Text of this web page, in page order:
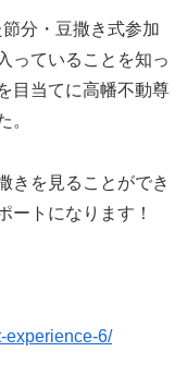
分・豆撒き式参加
っていることを知っ
目当てに高幡不動尊
。
きを見ることができ
ートになります！
experience-6/